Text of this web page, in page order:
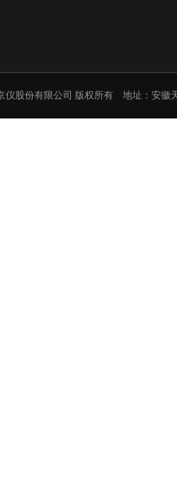
仪股份有限公司 版权所有 地址：安